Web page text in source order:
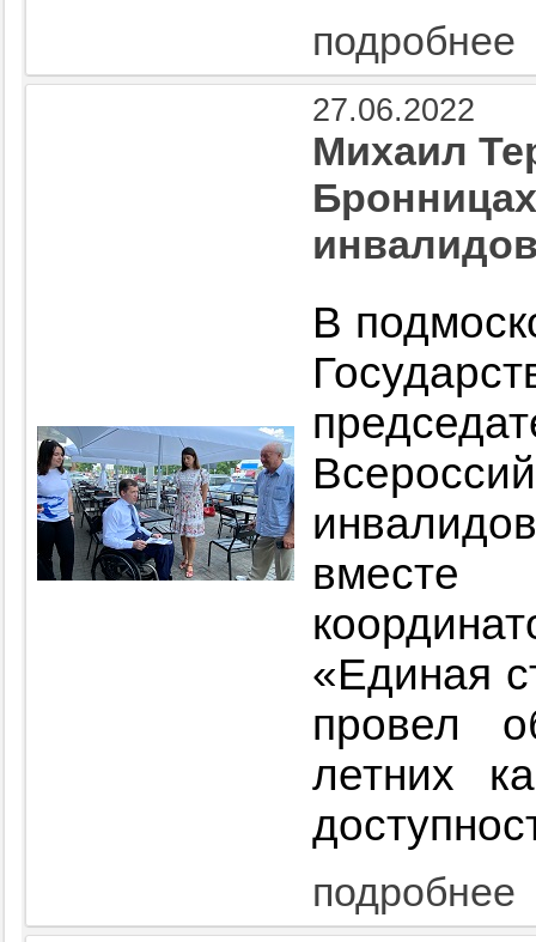
подробнее
27.06.2022
Михаил
В
«Единая
провел
летних
подробнее